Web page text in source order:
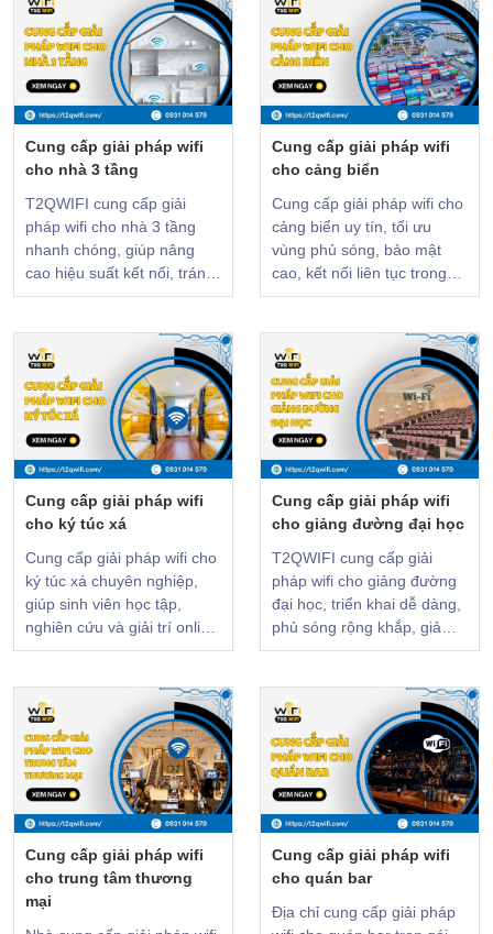
Cung cấp giải pháp wifi
cho nhà 3 tầng
T2QWIFI cung cấp giải
pháp wifi cho nhà 3 tầng
nhanh chóng, giúp nâng
cao hiệu suất kết nối, tránh
điểm chết và hỗ trợ nhiều
Cung cấp giải pháp wifi
cho cảng biển
Cung cấp giải pháp wifi cho
cảng biển uy tín, tối ưu
vùng phủ sóng, bảo mật
cao, kết nối liên tục trong
suốt quá trình khai thác
Cung cấp giải pháp wifi
cho ký túc xá
Cung cấp giải pháp wifi cho
ký túc xá chuyên nghiệp,
giúp sinh viên học tập,
nghiên cứu và giải trí online
liên tục không gián đoạn.
Cung cấp giải pháp wifi
cho giảng đường đại học
T2QWIFI cung cấp giải
pháp wifi cho giảng đường
đại học, triển khai dễ dàng,
phủ sóng rộng khắp, giảm
nghẽn mạng trong giờ cao
Cung cấp giải pháp wifi
cho trung tâm thương
mại
Cung cấp giải pháp wifi
cho quán bar
Địa chỉ cung cấp giải pháp